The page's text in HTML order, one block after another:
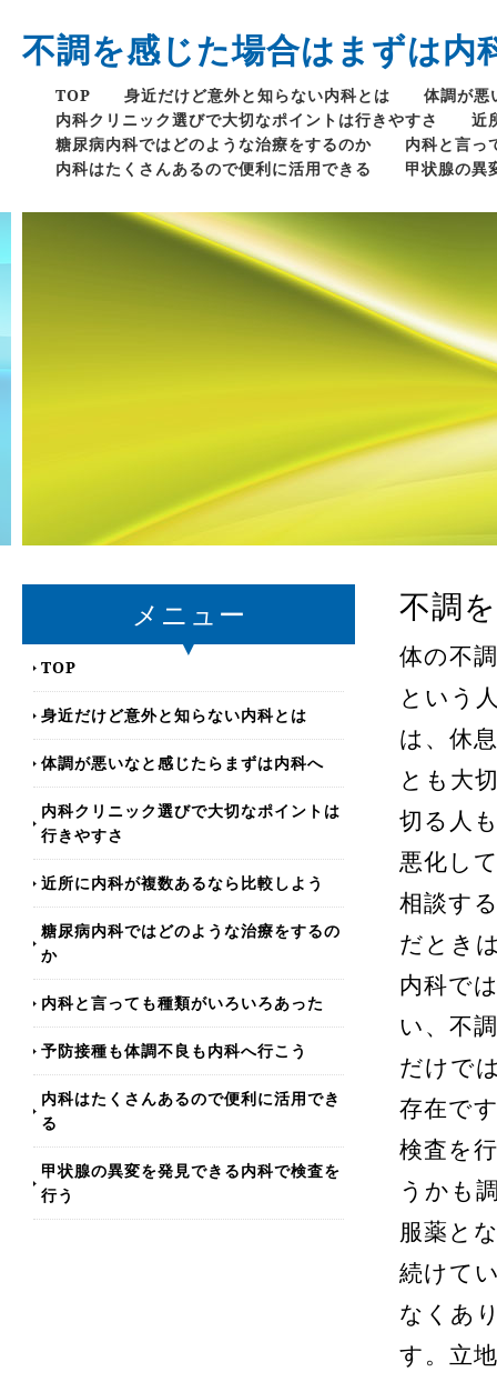
不調を感じた場合はまずは内
TOP 身近だけど意外と知らない内科とは
体調が悪
内科クリニック選びで大切なポイントは行きやすさ
近
糖尿病内科ではどのような治療をするのか
内科と言っ
内科はたくさんあるので便利に活用できる
甲状腺の異
不調
体の不
という
は、休
とも大
切る人
悪化し
相談す
だとき
内科で
い、不
だけで
存在で
検査を
うかも
服薬と
続けて
なくあ
す。立
メニュー
TOP
身近だけど意外と知らない内科とは
体調が悪いなと感じたらまずは内科へ
内科クリニック選びで大切なポイントは
行きやすさ
近所に内科が複数あるなら比較しよう
糖尿病内科ではどのような治療をするの
か
内科と言っても種類がいろいろあった
予防接種も体調不良も内科へ行こう
内科はたくさんあるので便利に活用でき
る
甲状腺の異変を発見できる内科で検査を
行う